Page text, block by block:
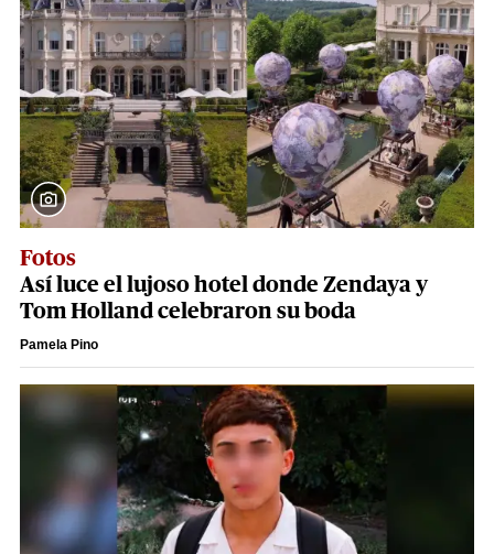
Fotos
Así luce el lujoso hotel donde Zendaya y
Tom Holland celebraron su boda
Pamela Pino